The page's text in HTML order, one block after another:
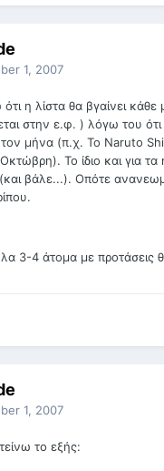
1, 2007
η λίστα θα βγαίνει κάθε
στην ε.φ. ) λόγω του
τον μήνα (π.χ. To Naruto
Το ίδιο και για τα
(και βάλε...). Οπότε
3-4 άτομα με προτάσεις
1, 2007
το εξής: